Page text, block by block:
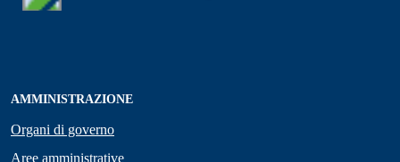
AMMINISTRAZIONE
Organi di governo
Aree amministrative